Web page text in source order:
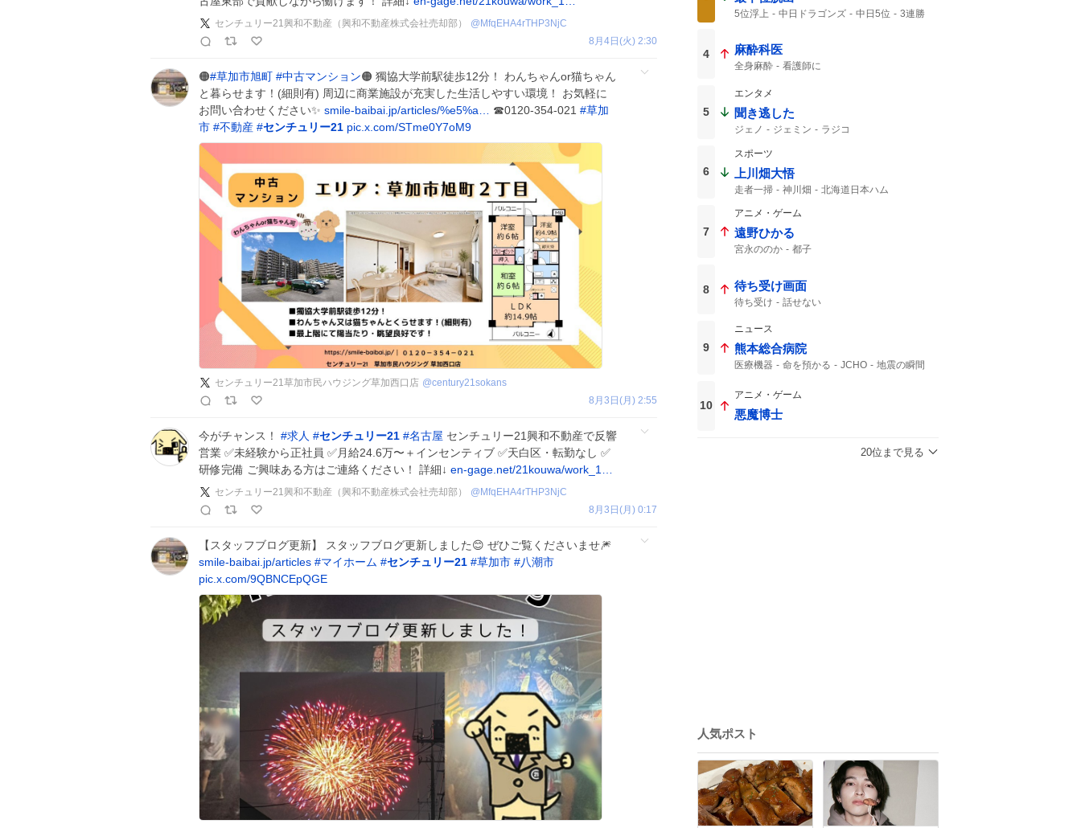
センチュリー21興和不動産（興和不動産株式会社売却部） @ MfqEHA4rTHP3NjC
8月4日(火) 2:30
🟠#草加市旭町 #中古マンション🟠 獨協大学前駅徒歩12分！ わんちゃんor猫ちゃん
と暮らせます！(細則有) 周辺に商業施設が充実した生活しやすい環境！ お気軽に
お問い合わせください✨ smile-baibai.jp/articles/%e5%a… ☎0120-354-021 #草加
市 #不動産 #センチュリー21 pic.x.com/STme0Y7oM9
センチュリー21草加市民ハウジング草加西口店 @century21sokans
8月3日(月) 2:55
今がチャンス！ #求人 #センチュリー21 #名古屋 センチュリー21興和不動産で反響
営業 ✅未経験から正社員 ✅月給24.6万〜＋インセンティブ ✅天白区・転勤なし ✅
研修完備 ご興味ある方はご連絡ください！ 詳細↓ en-gage.net/21kouwa/work_1…
センチュリー21興和不動産（興和不動産株式会社売却部） @ MfqEHA4rTHP3NjC
8月3日(月) 0:17
【スタッフブログ更新】 スタッフブログ更新しました😊 ぜひご覧くださいませ🎆
smile-baibai.jp/articles #マイホーム #センチュリー21 #草加市 #八潮市
pic.x.com/9QBNCEpQGE
5位浮上 中日ドラゴンズ 中日5位
3連勝
4 麻酔科医
全身麻酔 看護師に
5
エンタメ
聞き逃した
ジェノ ジェミン ラジコ
6
スポーツ
上川畑大悟
走者一掃 神川畑
北海道日本ハム
7
アニメ・ゲーム
遠野ひかる
宮永ののか 都子
8 待ち受け画面
待ち受け 話せない
9
ニュース
熊本総合病院
医療機器 命を預かる JCHO
地震の瞬間
10
アニメ・ゲーム
悪魔博士
20位まで見る
人気ポスト